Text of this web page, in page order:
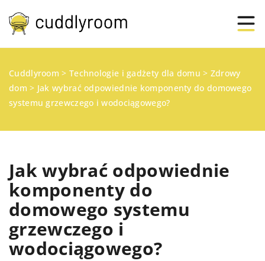
Cuddlyroom > Technologie i gadżety dla domu > Zdrowy
dom > Jak wybrać odpowiednie komponenty do domowego
systemu grzewczego i wodociągowego?
Jak wybrać odpowiednie
komponenty do
domowego systemu
grzewczego i
wodociągowego?